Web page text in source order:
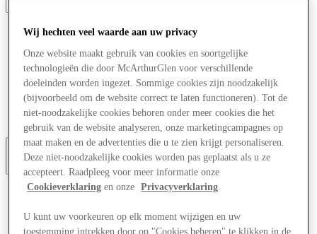
Winkels
Plan je bezoek
Wat is er aan
Eet & Drink
Diensten
Cadeaubonnen
Centrale kaart
Wij hechten veel waarde aan uw privacy
Onze website maakt gebruik van cookies en soortgelijke
technologieën die door McArthurGlen voor verschillende
doeleinden worden ingezet. Sommige cookies zijn noodzakelijk
(bijvoorbeeld om de website correct te laten functioneren). Tot de
niet-noodzakelijke cookies behoren onder meer cookies die het
gebruik van de website analyseren, onze marketingcampagnes op
maat maken en de advertenties die u te zien krijgt personaliseren.
Deze niet-noodzakelijke cookies worden pas geplaatst als u ze
accepteert. Raadpleeg voor meer informatie onze
Cookieverklaring en onze Privacyverklaring.
U kunt uw voorkeuren op elk moment wijzigen en uw
toestemming intrekken door op "Cookies beheren" te klikken in de